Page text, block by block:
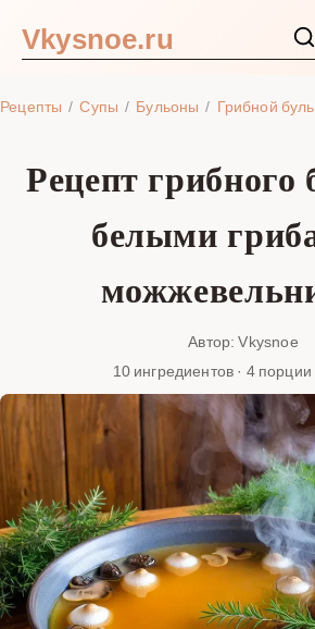
Vkysnoe.ru
Рецепты Супы Бульоны Грибной
Рецепт грибного
белыми
Автор: Vkysnoe
10 ингредиентов · 4